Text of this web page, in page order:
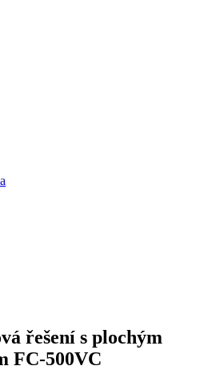
řešení s plochým
FC-500VC